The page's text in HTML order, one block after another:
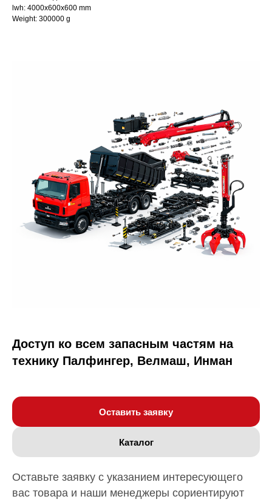
lwh: 4000x600x600 mm
Weight: 300000 g
Доступ ко всем запасным частям на
технику Палфингер, Велмаш, Инман
Оставить заявку
Каталог
Оставьте заявку с указанием интересующего
вас товара и наши менеджеры сориентируют